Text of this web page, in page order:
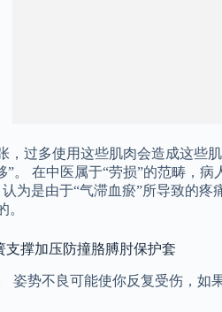
过多使用这些肌肉会造成这些
。 在中医属于“劳损”的范畴，
为是由于“气滞血瘀”所导致的
。
支撑加压防撞胳膊肘保护套
姿势不良可能使你反复受伤，